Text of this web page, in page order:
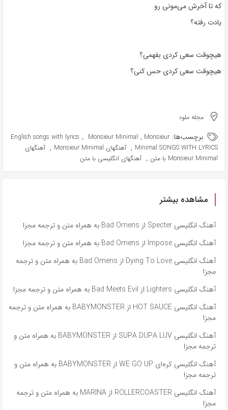
که تا آخرش می‌مونی رو
یادت رفته؟
هیچوقت سعی کردی بفهمی؟
هیچوقت سعی کردی حس کنی؟
مجله ملود
برچسب‌ها: English songs with lyrics , Monsieur Minimal , Monsieur
Minimal SONGS WITH LYRICS
, آهنگهای Monsieur Minimal , آهنگهای
Monsieur Minimal با متن
, آهنگهای انگلیسی با متن
مشاهده بیشتر
آهنگ انگلیسی Specter از Bad Omens به همراه متن و ترجمه مجزا
آهنگ انگلیسی Impose از Bad Omens به همراه متن و ترجمه مجزا
آهنگ انگلیسی Dying To Love از Bad Omens به همراه متن و ترجمه
مجزا
آهنگ انگلیسی Lighters از Bad Meets Evil به همراه متن و ترجمه مجزا
آهنگ انگلیسی HOT SAUCE از BABYMONSTER به همراه متن و ترجمه
مجزا
آهنگ انگلیسی SUPA DUPA LUV از BABYMONSTER به همراه متن و
ترجمه مجزا
آهنگ انگلیسی کره‌ای WE GO UP از BABYMONSTER به همراه متن و
ترجمه مجزا
آهنگ انگلیسی ROLLERCOASTER از MARINA به همراه متن و ترجمه
مجزا